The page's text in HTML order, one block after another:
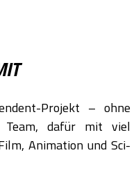
Projekt – ohne
Team, dafür mit viel
Animation und Sci-